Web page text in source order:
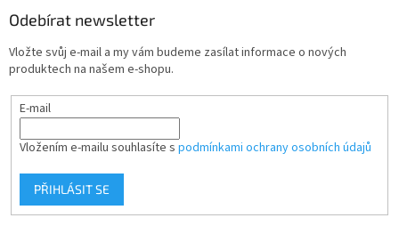
Odebírat newsletter
Vložte svůj e-mail a my vám budeme zasílat informace o nových
produktech na našem e-shopu.
E-mail
Vložením e-mailu souhlasíte s podmínkami ochrany osobních údajů
PŘIHLÁSIT SE